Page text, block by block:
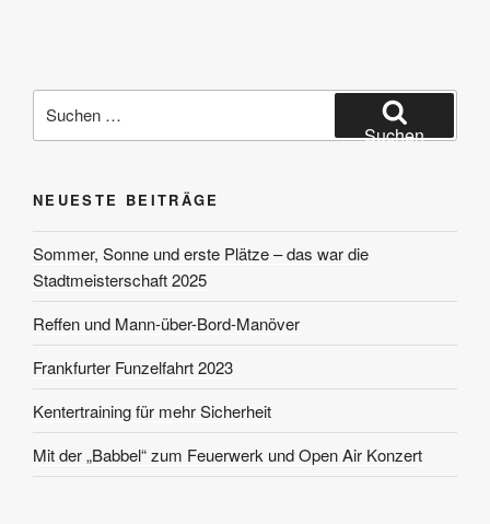
nach:
Suchen
NEUESTE BEITRÄGE
Sommer, Sonne und erste Plätze – das war die
Stadtmeisterschaft 2025
Reffen und Mann-über-Bord-Manöver
Frankfurter Funzelfahrt 2023
Kentertraining für mehr Sicherheit
Mit der „Babbel“ zum Feuerwerk und Open Air Konzert